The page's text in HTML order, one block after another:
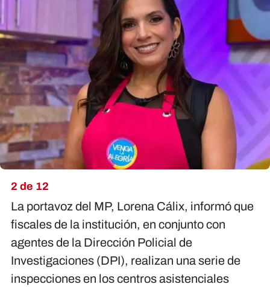
2 de 12
La portavoz del MP, Lorena Cálix, informó que
fiscales de la institución, en conjunto con
agentes de la Dirección Policial de
Investigaciones (DPI), realizan una serie de
inspecciones en los centros asistenciales